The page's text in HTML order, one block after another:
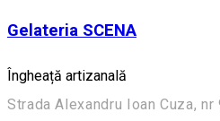
Gelateria SCENA
Îngheață artizanală
Strada Alexandru Ioan Cuza, nr